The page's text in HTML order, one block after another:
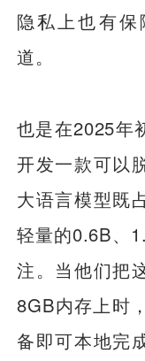
隐私上也有
道。
也是在2025年
开发一款可以
大语言模型既
轻量的0.6B、
注。当他们把
8GB内存上时
备即可本地完